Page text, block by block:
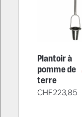
Plantoir à
pomme de
terre
CHF223,85